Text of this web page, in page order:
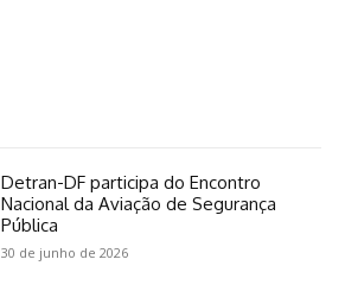
Detran-DF participa do Encontro
Nacional da Aviação de Segurança
Pública
30 de junho de 2026